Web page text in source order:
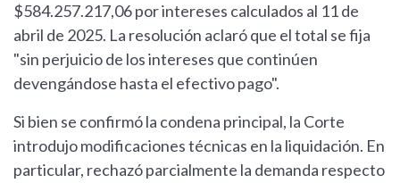
$584.257.217,06 por intereses calculados al 11 de
abril de 2025. La resolución aclaró que el total se fija
"sin perjuicio de los intereses que continúen
devengándose hasta el efectivo pago".
Si bien se confirmó la condena principal, la Corte
introdujo modificaciones técnicas en la liquidación. En
particular, rechazó parcialmente la demanda respecto